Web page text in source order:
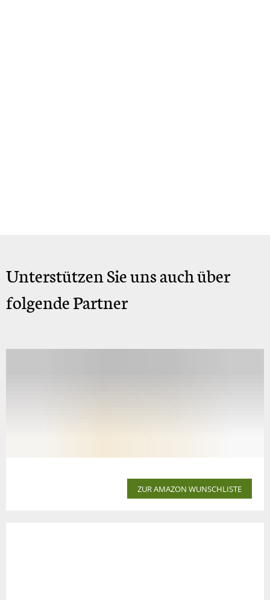
Unterstützen Sie uns auch über
folgende Partner
ZUR AMAZON WUNSCHLISTE